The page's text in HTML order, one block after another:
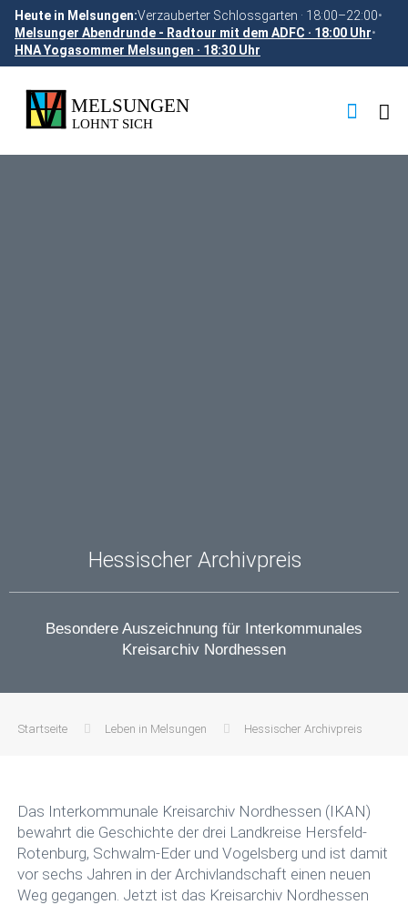
Heute in Melsungen:Verzauberter Schlossgarten · 18:00–22:00•
Melsunger Abendrunde - Radtour mit dem ADFC · 18:00 Uhr•
HNA Yogasommer Melsungen · 18:30 Uhr
Hessischer Archivpreis
Besondere Auszeichnung für Interkommunales
Kreisarchiv Nordhessen
Startseite Leben in Melsungen Hessischer Archivpreis
Das Interkommunale Kreisarchiv Nordhessen (IKAN)
bewahrt die Geschichte der drei Landkreise Hersfeld-
Rotenburg, Schwalm-Eder und Vogelsberg und ist damit
vor sechs Jahren in der Archivlandschaft einen neuen
Weg gegangen. Jetzt ist das Kreisarchiv Nordhessen